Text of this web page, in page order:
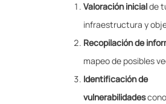
Valoración inicialde
infraestructura y
Recopilación de
mapeo de posibles
Identificación de
vulnerabilidades